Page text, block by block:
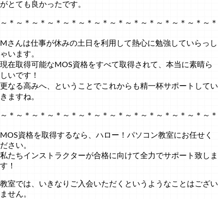
がとても良かったです。
～＊～＊～＊～＊～＊～＊～＊～＊～＊～＊～＊～＊～＊～＊
Mさんは仕事が休みの土日を利用して熱心に勉強していらっし
ゃいます。
現在取得可能なMOS資格をすべて取得されて、本当に素晴ら
しいです！
更なる高みへ、ということでこれからも精一杯サポートしてい
きますね。
～＊～＊～＊～＊～＊～＊～＊～＊～＊～＊～＊～＊～＊～＊
MOS資格を取得するなら、ハロー！パソコン教室にお任せく
ださい。
私たちインストラクターが合格に向けて全力でサポート致しま
す！
教室では、いきなりご入会いただくというようなことはござい
ません。